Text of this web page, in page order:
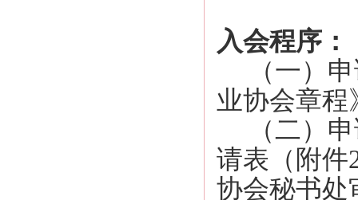
入会程序：
（一）申
业协会章程
（二）申
请表 （附
协会秘书处